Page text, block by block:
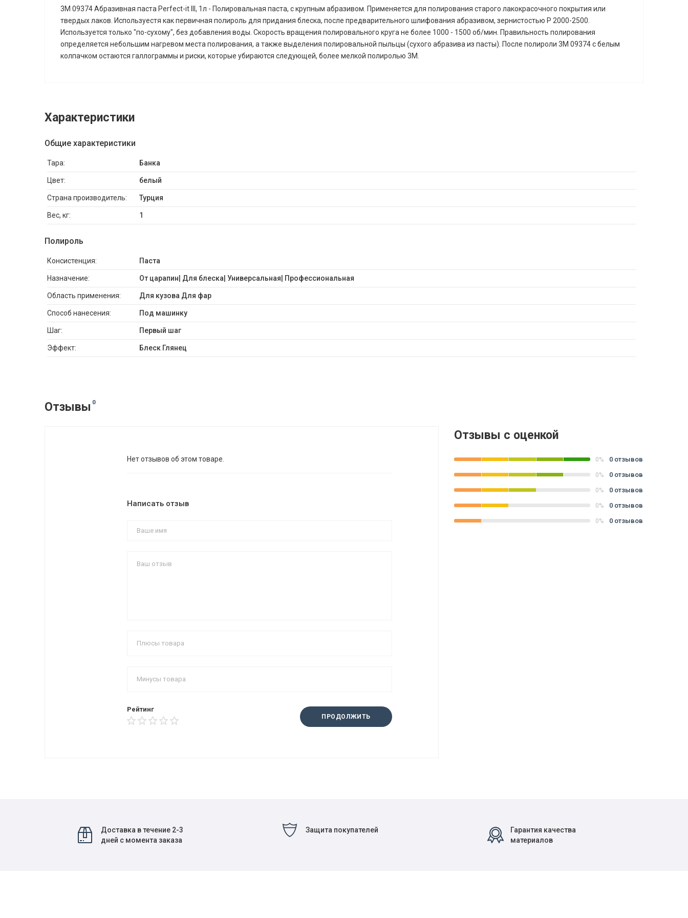
3M 09374 Абразивная паста Perfect-it III, 1л - Полировальная паста, с крупным абразивом. Применяется для полирования старого лакокрасочного покрытия или
твердых лаков. Используестя как первичная полироль для придания блеска, после предварительного шлифования абразивом, зернистостью Р 2000-2500.
Используется только "по-сухому", без добавления воды. Скорость вращения полировального круга не более 1000 - 1500 об/мин. Правильность полирования
определяется небольшим нагревом места полирования, а также выделения полировальной пыльцы (сухого абразива из пасты). После полироли 3M 09374 с белым
колпачком остаются галлограммы и риски, которые убираются следующей, более мелкой полиролью 3М.
Характеристики
Общие характеристики
Тара: Банка
Цвет: белый
Страна производитель: Турция
Вес, кг: 1
Полироль
Консистенция: Паста
Назначение: От царапин| Для блеска| Универсальная| Профессиональная
Область применения: Для кузова Для фар
Способ нанесения: Под машинку
Шаг: Первый шаг
Эффект: Блеск Глянец
Отзывы 0
Нет отзывов об этом товаре.
Написать отзыв
Рейтинг
ПРОДОЛЖИТЬ
Отзывы с оценкой
0% 0 отзывов
0% 0 отзывов
0% 0 отзывов
0% 0 отзывов
0% 0 отзывов
Доставка в течение 2-3
дней с момента заказа
Защита покупателей
Гарантия качества
материалов